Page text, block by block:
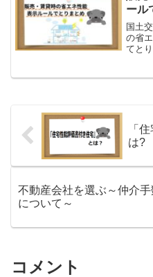
ール
国土
の省
てと
正・
「
は?
不動産会社を選ぶ～仲介
について～
コメント